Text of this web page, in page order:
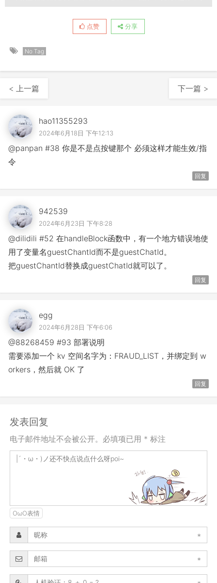
点赞 分享
No Tag
< 上一篇 下一篇 >
hao11355293
2024年6月18日 下午12:13
@panpan #38 你是不是点按键那个 必须这样才能生效/指
令
回复
942539
2024年6月23日 下午8:28
@dilidili #52 在handleBlock函数中，有一个地方错误地使
用了变量名guestChantId而不是guestChatId。
把guestChantId替换成guestChatId就可以了。
回复
egg
2024年6月28日 下午6:06
@88268459 #93 部署说明
需要添加一个 kv 空间名字为：FRAUD_LIST，并绑定到 w
orkers，然后就 OK 了
回复
发表回复
电子邮件地址不会被公开。必填项已用 * 标注
OωO表情
*
*